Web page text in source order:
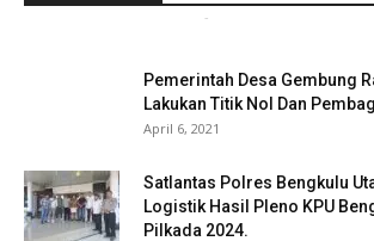
-
Pemerintah Desa Gembung
Lakukan Titik Nol Dan
April 6, 2021
Satlantas Polres Bengkulu
Logistik Hasil Pleno KPU
Pilkada 2024.